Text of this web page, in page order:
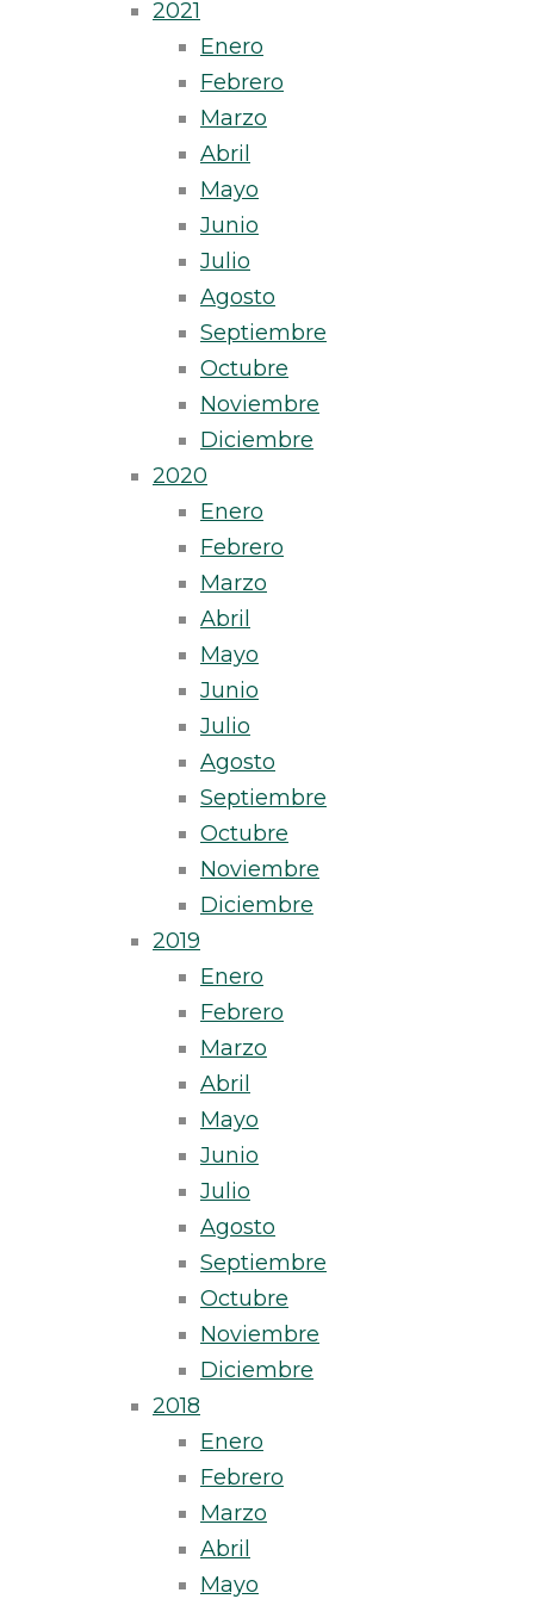
2021
Enero
Febrero
Marzo
Abril
Mayo
Junio
Julio
Agosto
Septiembre
Octubre
Noviembre
Diciembre
2020
Enero
Febrero
Marzo
Abril
Mayo
Junio
Julio
Agosto
Septiembre
Octubre
Noviembre
Diciembre
2019
Enero
Febrero
Marzo
Abril
Mayo
Junio
Julio
Agosto
Septiembre
Octubre
Noviembre
Diciembre
2018
Enero
Febrero
Marzo
Abril
Mayo